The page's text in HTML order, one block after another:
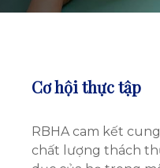
Cơ hội thực tập
RBHA cam kết
chất lượng thách